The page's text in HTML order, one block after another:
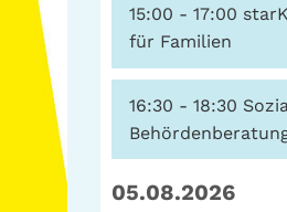
57
15:00 - 17:00
für Familien
16:30 - 18:30
05.08.2026